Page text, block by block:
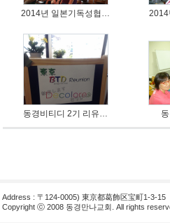
2014년 일본기독성협…
동경비티디 2기 리유…
Address : 〒124-0005) 東京都葛飾区宝町1-3-15
Copyright ⓒ 2008 동경만나교회. All rights